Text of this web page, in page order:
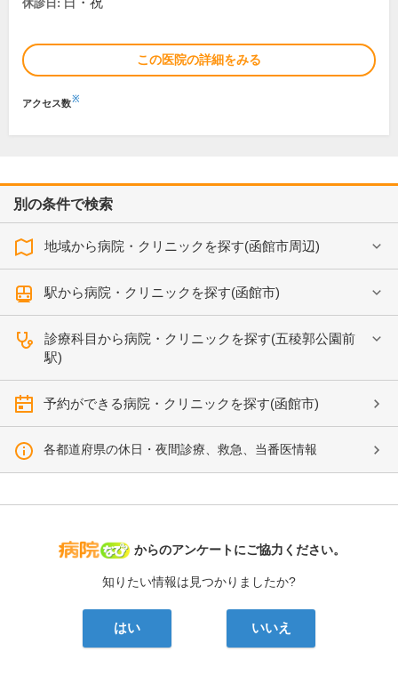
休診日:
この医院の詳細をみる
アクセス数※
別の条件で検索
地域から病院・クリニックを探す(函館市周辺)
駅から病院・クリニックを探す(函館市)
診療科目から病院・クリニックを探す(五稜郭公園前
駅)
予約ができる病院・クリニックを探す(函館市)
各都道府県の休日・夜間診療、救急、当番医情報
病院なび
からのアンケートにご協力ください。
知りたい情報は見つかりましたか?
はい いいえ